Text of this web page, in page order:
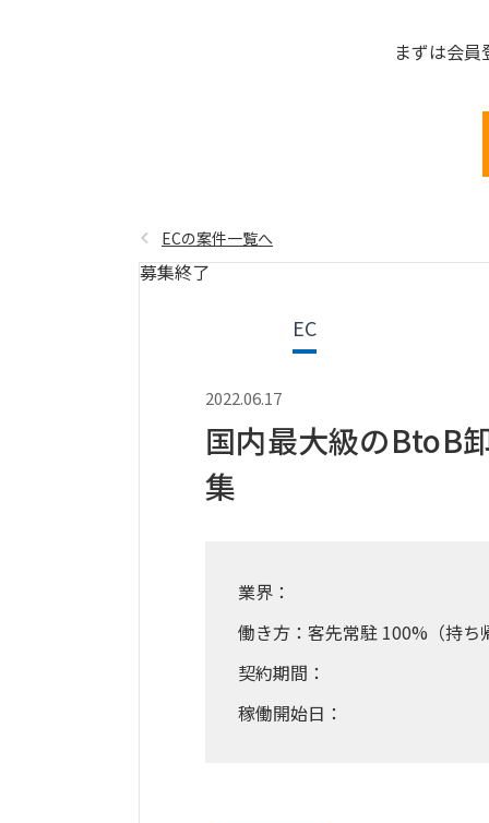
まずは会員
ECの案件一覧へ
募集終了
EC
2022.06.17
国内最大級のBtoB
集
業界：
働き方：客先常駐 100%（持ち
契約期間：
稼働開始日：